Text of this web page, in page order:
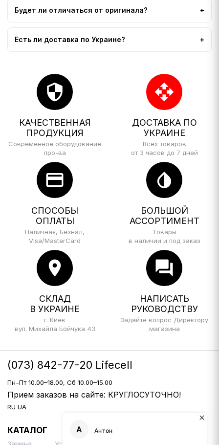
Будет ли отличаться от оригинала?
Есть ли доставка по Украине?
security
КАЧЕСТВЕННАЯ
ПРОДУКЦИЯ
Современное оборудование
про-ва
open_with
ДОСТАВКА ПО
УКРАИНЕ
Всех товаров
от 3 часов до 7 дней
credit_card
СПОСОБЫ
ОПЛАТЫ
Наличная, Безнал,
Visa/MasterCard
invert_colors
БОЛЬШОЙ
АССОРТИМЕНТ
Товары
в наличии и под заказ
location_on
СКЛАД
В УКРАИНЕ
г. Киев
вул. Михайла Бойчука 43
forum
НАПИСАТЬ
РУКОВОДСТВУ
Задайте вопрос Директору
магазина
(073) 842-77-20 Lifecell
Пн–Пт 10.00–18.00, Сб 10.00–15.00
Прием заказов на сайте: КРУГЛОСУТОЧНО!
RU UA
КАТАЛОГ